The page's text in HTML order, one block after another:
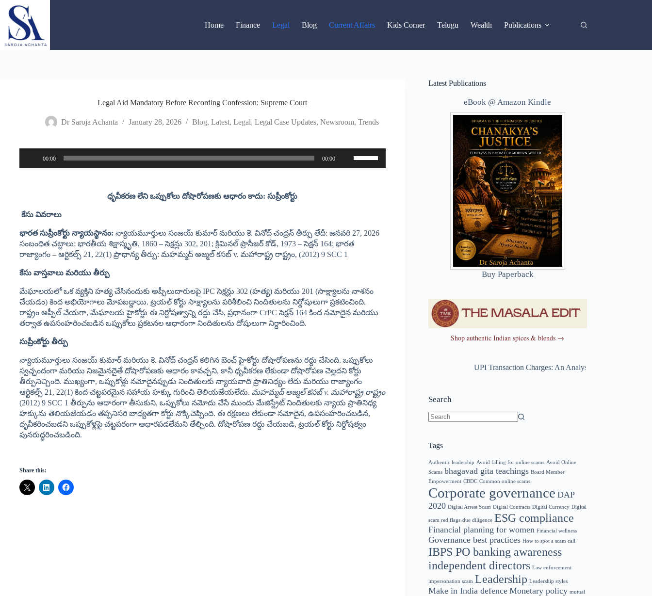
content
Home Finance Legal Blog Current Affairs Kids Corner Telugu Wealth Publications
Legal Aid Mandatory Before Recording Confession: Supreme Court
Dr Saroja Achanta January 28, 2026 Blog,Latest,Legal,Legal Case Updates,Newsroom,Trends
Player
00:00 00:00
Up/Down
Arrow
ధృవీకరణ లేని ఒప్పుకోలు దోషారోపణకు ఆధారం కాదు: సుప్రీంకోర్టు
కేసు వివరాలు
భారతసుప్రీంకోర్టు న్యాయస్థానం: న్యాయమూర్తులు సంజయ్ కుమార్ మరియు కె. వినోద్ చంద్రన్ తీర్పు తేదీ: జనవరి 27, 2026
సంబంధిత చట్టాలు: భారతీయ శిక్షాస్మృతి, 1860 – సెక్షన్లు 302, 201; క్రిమినల్ ప్రొసీజర్ కోడ్, 1973 – సెక్షన్ 164; భారత
రాజ్యాంగం – ఆర్టికల్స్ 21, 22(1) ప్రాధాన్య తీర్పు: మహమ్మద్ అజ్మల్ కసబ్ v. మహారాష్ట్ర రాష్ట్రం, (2012) 9 SCC 1
కేసు వాస్తవాలు మరియు తీర్పు
మేఘాలయలో ఒక వ్యక్తిని హత్య చేసినందుకు అప్పీలుదారులపై IPC సెక్షన్లు 302 (హత్య) మరియు 201 (సాక్ష్యాలను నాశనం
చేయడం) కింద అభియోగాలు మోపబడ్డాయి. ట్రయల్ కోర్టు సాక్ష్యాలను పరిశీలించి నిందితులను నిర్దోషులుగా ప్రకటించింది.
రాష్ట్రం అప్పీల్ చేయగా, మేఘాలయ హైకోర్టు ఈ నిర్దోషత్వాన్ని రద్దు చేసి, ప్రధానంగా CrPC సెక్షన్ 164 కింద నమోదైన మరియు
తర్వాత ఉపసంహరించబడిన ఒప్పుకోలు ప్రకటనల ఆధారంగా నిందితులను దోషులుగా నిర్ధారించింది.
సుప్రీంకోర్టు తీర్పు
న్యాయమూర్తులు సంజయ్ కుమార్ మరియు కె. వినోద్ చంద్రన్ కలిగిన బెంచ్ హైకోర్టు దోషారోపణను రద్దు చేసింది. ఒప్పుకోలు
స్వచ్ఛందంగా మరియు నిజమైనదైతే దోషారోపణకు ఆధారం కావచ్చని, కానీ ధృవీకరణ లేకుండా దోషారోపణ చెల్లదని కోర్టు
తీర్పునిచ్చింది. ముఖ్యంగా, ఒప్పుకోళ్లు నమోదైనప్పుడు నిందితులకు న్యాయవాది ప్రాతినిధ్యం లేదు మరియు రాజ్యాంగం
ఆర్టికల్స్ 21, 22(1) కింద చట్టపరమైన సహాయ హక్కు గురించి తెలియజేయలేదు. మహమ్మద్ అజ్మల్కసబ్ v. మహారాష్ట్ర రాష్ట్రం
(2012) 9 SCC 1 తీర్పును ఆధారంగా తీసుకుని, ఒప్పుకోలు నమోదు చేసే ముందు మేజిస్ట్రేట్ నిందితులకు న్యాయ ప్రాతినిధ్య
హక్కును తెలియజేయడం తప్పనిసరి బాధ్యతగా కోర్టు నొక్కిచెప్పింది. ఈ రక్షణలు లేకుండా నమోదైన, ఉపసంహరించబడిన,
ధృవీకరించబడని ఒప్పుకోళ్లపై చట్టపరంగా ఆధారపడలేమని తేల్చింది. దోషారోపణ రద్దు చేయబడి, ట్రయల్ కోర్టు నిర్దోషత్వం
పునరుద్ధరించబడింది.
Share this:
Latest Publications
eBook @ Amazon Kindle
Buy Paperback
Shop authentic Indian spices & blends →
UPI Transaction Charges: An Analysis of the New
Search
Tags
Authentic leadership Avoid falling for online scams Avoid Online
Scams bhagavad gita teachings Board Member
Empowerment CBDC Common online scams
Corporate governance DAP
2020 Digital Arrest Scam Digital Contracts Digital Currency Digital
scam red flags due diligence ESG compliance
Financial planning for women Financial wellness
Governance best practices How to spot a scam call
IBPS PO banking awareness
independent directors Law enforcement
impersonation scam Leadership Leadership styles
Make in India defence Monetary policy mutual